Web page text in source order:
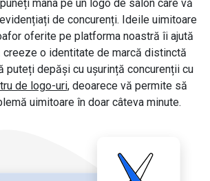
mâna pe un logo de salon care vă
de concurenți. Ideile uimitoare
oferite pe platforma noastră îi ajută
o identitate de marcă distinctă
puteți depăși cu ușurință concurenții cu
de logo-uri, deoarece vă permite să
uimitoare în doar câteva minute.